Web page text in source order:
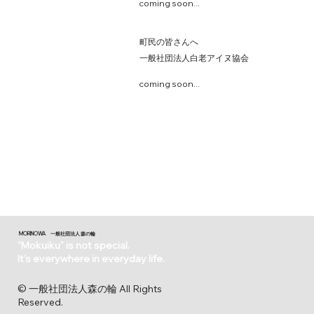
coming soon...
町民の皆さんへ​
一般社団法人白老アイヌ協会
coming soon...
​MORINOWA 一般社団法人 森の輪
“Mokuiku” is not special.
It's everywhere in everyday life.
© 一般社団法人森の輪 All Rights
Reserved.